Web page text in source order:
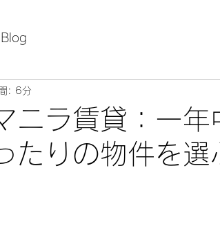
ニラ賃貸：一年
たりの物件を選
: 6分